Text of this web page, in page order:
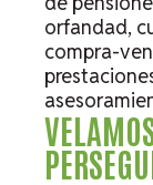
orfandad,
compra-